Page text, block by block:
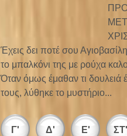
Έχεις δει ποτέ σου
το μπαλκόνι της με ρούχα
Όταν όμως έμαθαν τι δουλειά
τους, λύθηκε το μυστήριο...
Γ' Δ' Ε' ΣΤ'